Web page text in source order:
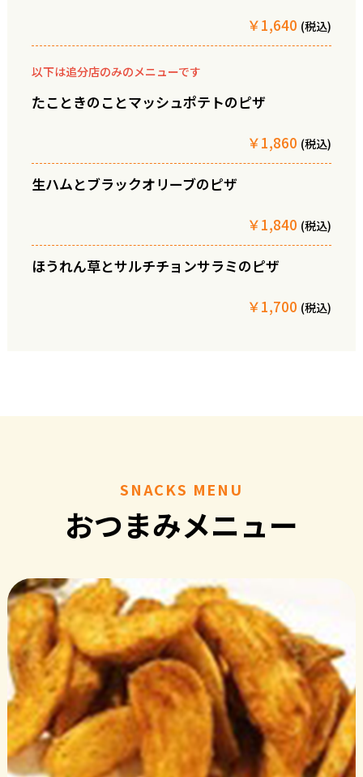
￥1,640 (税込)
以下は追分店のみのメニューです
たこときのことマッシュポテトのピザ
￥1,860 (税込)
生ハムとブラックオリーブのピザ
￥1,840 (税込)
ほうれん草とサルチチョンサラミのピザ
￥1,700 (税込)
SNACKS MENU
おつまみメニュー